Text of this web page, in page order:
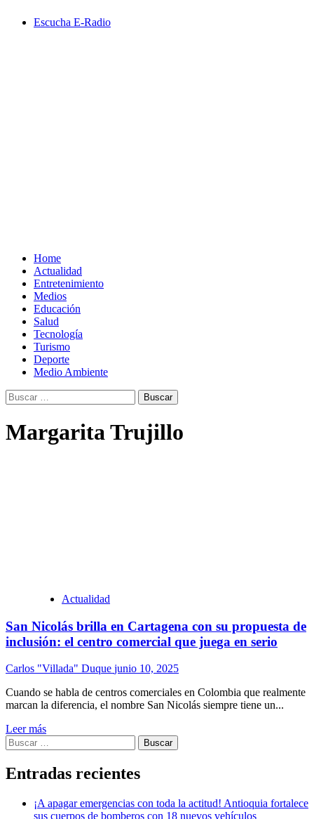
Escucha E-Radio
Home
Actualidad
Entretenimiento
Medios
Educación
Salud
Tecnología
Turismo
Deporte
Medio Ambiente
Buscar:
Margarita Trujillo
Actualidad
San Nicolás brilla en Cartagena con su propuesta de
inclusión: el centro comercial que juega en serio
Carlos "Villada" Duque junio 10, 2025
Cuando se habla de centros comerciales en Colombia que realmente
marcan la diferencia, el nombre San Nicolás siempre tiene un...
Leer más
Buscar:
Entradas recientes
¡A apagar emergencias con toda la actitud! Antioquia fortalece
sus cuerpos de bomberos con 18 nuevos vehículos